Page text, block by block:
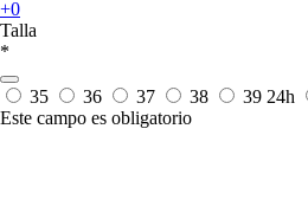
+0
Talla
*
35 36 37 38 39 24h
Este campo es obligatorio